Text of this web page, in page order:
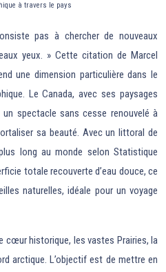
à travers le pays
pas à chercher de nouveaux
yeux. » Cette citation de Marcel
une dimension particulière dans le
Le Canada, avec ses paysages
spectacle sans cesse renouvelé à
sa beauté. Avec un littoral de
long au monde selon Statistique
totale recouverte d’eau douce, ce
naturelles, idéale pour un voyage
cœur historique, les vastes Prairies, la
arctique. L’objectif est de mettre en